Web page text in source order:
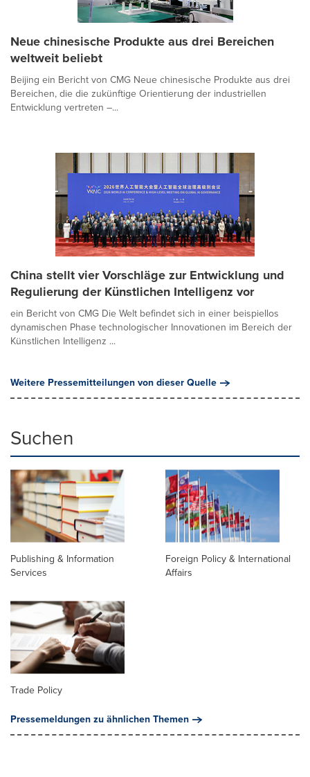
Neue chinesische Produkte aus drei Bereichen
weltweit beliebt
Beijing ein Bericht von CMG Neue chinesische Produkte aus drei
Bereichen, die die zukünftige Orientierung der industriellen
Entwicklung vertreten –...
China stellt vier Vorschläge zur Entwicklung und
Regulierung der Künstlichen Intelligenz vor
ein Bericht von CMG Die Welt befindet sich in einer beispiellos
dynamischen Phase technologischer Innovationen im Bereich der
Künstlichen Intelligenz ...
Weitere Pressemitteilungen von dieser Quelle
Suchen
Publishing & Information
Services
Foreign Policy & International
Affairs
Trade Policy
Pressemeldungen zu ähnlichen Themen